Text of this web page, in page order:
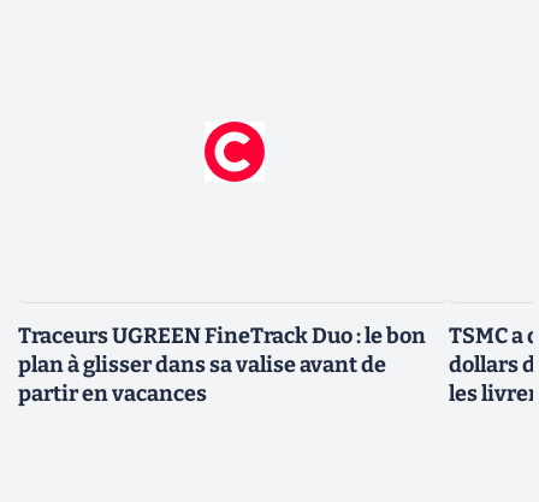
Traceurs UGREEN FineTrack Duo : le bon
plan à glisser dans sa valise avant de
partir en vacances
TSMC a
dollars
les livrer